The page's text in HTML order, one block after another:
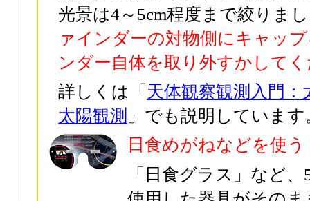
光景は4～5cm程度まで絞りま
ァインダーの対物側にキャッ
ンダー自体を取り外すかして
詳しくは「 天体観察観測入門
太陽観測 」でも説明しています
日食めがねなどを使う
「日食グラス」など